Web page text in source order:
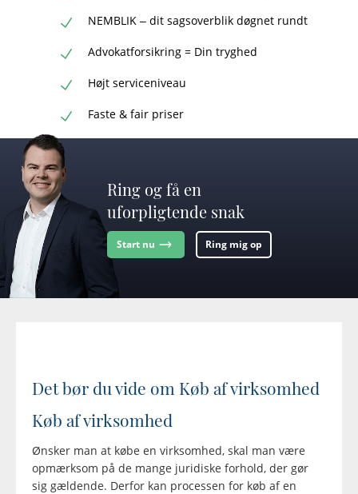
NEMBLIK – dit sagsoverblik døgnet rundt
Advokatforsikring = Din tryghed
Højt serviceniveau
Faste & fair priser
Ring og få en
uforpligtende snak
Start nu Ring mig op
Det bør du vide om Køb af virksomhed
Køb af virksomhed
Ønsker man at købe en virksomhed, skal man være
opmærksom på de mange juridiske forhold, der gør
sig gældende. Derfor kan processen for køb af en